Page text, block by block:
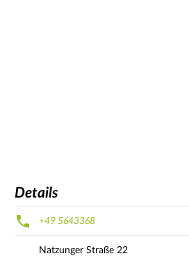
Details
+49 5643368
Natzunger Straße 22